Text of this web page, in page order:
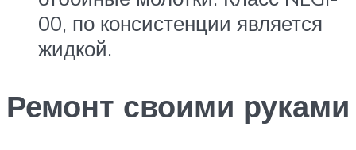
00, по консистенции является
жидкой.
Ремонт своими руками